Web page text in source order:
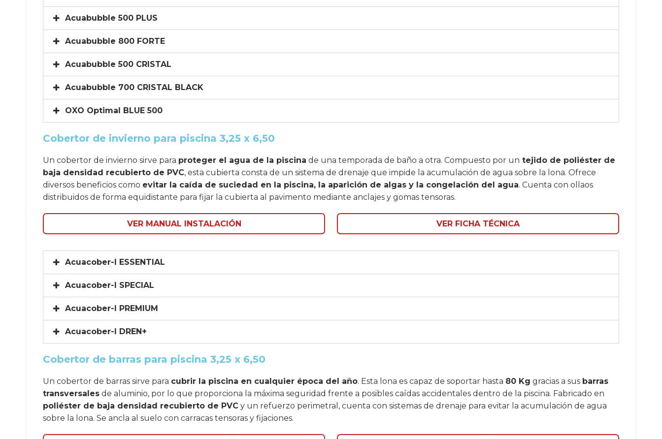
Acuabubble 500 PLUS
Acuabubble 800 FORTE
Acuabubble 500 CRISTAL
Acuabubble 700 CRISTAL BLACK
OXO Optimal BLUE 500
Cobertor de invierno para piscina 3,25 x 6,50
Un cobertor de invierno sirve para proteger el agua de la piscina de una temporada de baño a otra. Compuesto por un tejido de poliéster de
baja densidad recubierto de PVC, esta cubierta consta de un sistema de drenaje que impide la acumulación de agua sobre la lona. Ofrece
diversos beneficios como evitar la caída de suciedad en la piscina, la aparición de algas y la congelación del agua. Cuenta con ollaos
distribuidos de forma equidistante para fijar la cubierta al pavimento mediante anclajes y gomas tensoras.
VER MANUAL INSTALACIÓN VER FICHA TÉCNICA
Acuacober-I ESSENTIAL
Acuacober-I SPECIAL
Acuacober-I PREMIUM
Acuacober-I DREN+
Cobertor de barras para piscina 3,25 x 6,50
Un cobertor de barras sirve para cubrir la piscina en cualquier época del año. Esta lona es capaz de soportar hasta 80 Kg gracias a sus barras
transversales de aluminio, por lo que proporciona la máxima seguridad frente a posibles caídas accidentales dentro de la piscina. Fabricado en
poliéster de baja densidad recubierto de PVC y un refuerzo perimetral, cuenta con sistemas de drenaje para evitar la acumulación de agua
sobre la lona. Se ancla al suelo con carracas tensoras y fijaciones.